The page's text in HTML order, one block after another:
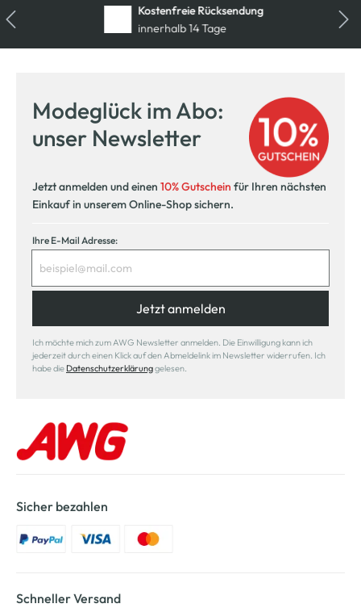
Kostenfreie Rücksendung
innerhalb 14 Tage
Modeglück im Abo:
unser Newsletter
Jetzt anmelden und einen 10% Gutschein für Ihren nächsten
Einkauf in unserem Online-Shop sichern.
Ihre E-Mail Adresse:
Jetzt anmelden
Ich möchte mich zum AWG Newsletter anmelden. Die Einwilligung kann ich
jederzeit durch einen Klick auf den Abmeldelink im Newsletter widerrufen. Ich
habe die Datenschutzerklärunggelesen.
Sicher bezahlen
Schneller Versand